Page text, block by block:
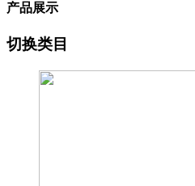
产品展示
切换类目